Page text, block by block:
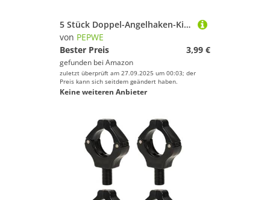
5 Stück Doppel-Angelhaken-Kits, kleine Größe, Jigging-Haken, langsam schnell fallen, Jigs Angelhaken, einfach zu bedienen
von PEPWE
Bester Preis
3,99 €
gefunden bei Amazon
zuletzt überprüft am 27.09.2025 um 00:03; der
Preis kann sich seitdem geändert haben.
Keine weiteren Anbieter